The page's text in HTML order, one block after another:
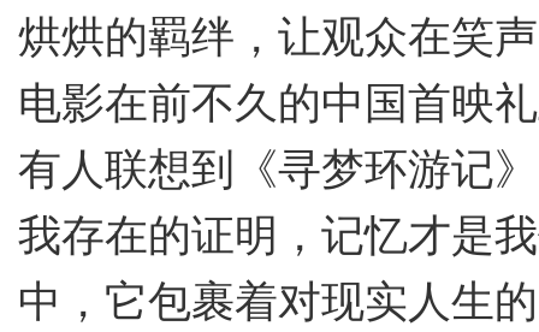
烘烘的羁绊，让观众在笑
电影在前不久的中国首映
有人联想到《寻梦环游记
我存在的证明，记忆才是
中，它包裹着对现实人生